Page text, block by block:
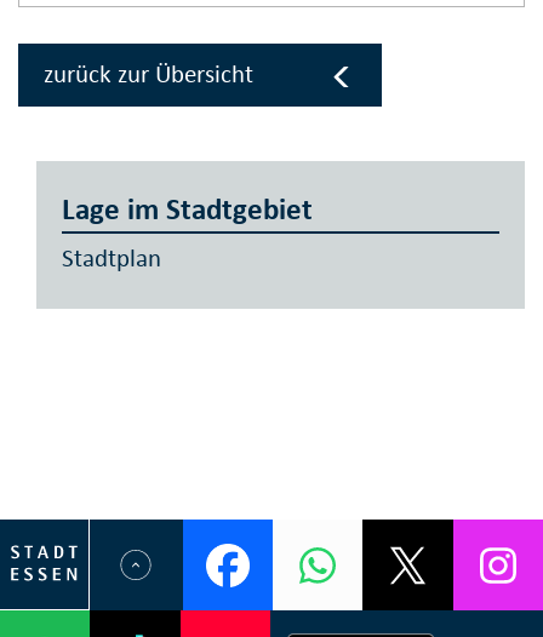
zurück zur Übersicht
Lage im Stadtgebiet
Stadtplan